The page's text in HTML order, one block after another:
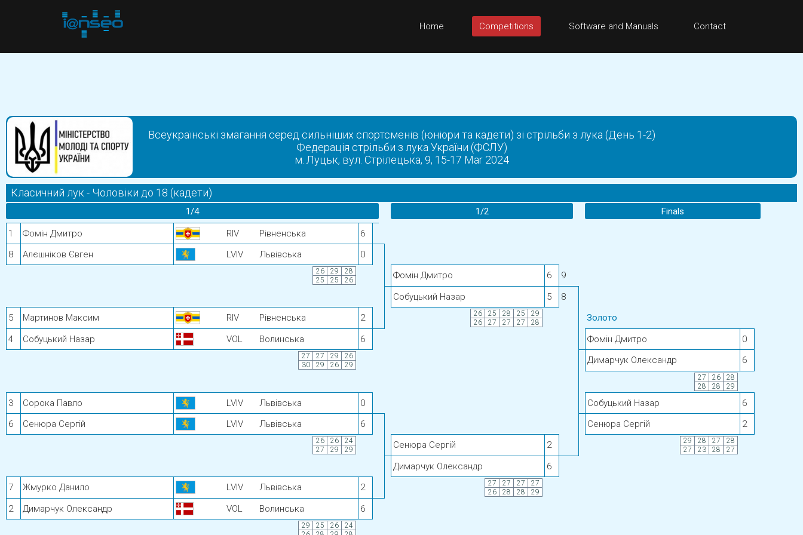
Home Competitions Software and Manuals Contact
Всеукраїнські змагання серед сильніших спортсменів (юніори та кадети) зі стрільби з лука (День 1-2)
Федерація стрільби з лука України (ФСЛУ)
м. Луцьк, вул. Стрілецька, 9, 15-17 Mar 2024
Класичний лук - Чоловіки до 18 (кадети)
1/4 1/2 Finals
1 Фомін Дмитро RIV Рівненська
6
8
Алєшніков Євген LVIV Львівська 0
26 29
28
25
25 26 Фомін Дмитро 6
9
Собуцький Назар
5
8
5
Мартинов Максим RIV Рівненська 2 26 25 28 25
29
26
27 27 27 28
Золото
4
Собуцький Назар VOL Волинська 6 Фомін Дмитро 0
27 27 29
26
30
29 26 29 Димарчук Олександр 6
27 26
28
28
28 29
3 Сорока Павло LVIV Львівська 0 Собуцький Назар
6
6
Сенюра Сергій LVIV Львівська 6 Сенюра Сергій 2
26 26
24
27
29 29 Сенюра Сергій 2 29 28 27
28
27
23 28 27
Димарчук Олександр
6
7
Жмурко Данило LVIV Львівська 2 27 27 27
27
26
28 28 29
2 Димарчук Олександр VOL Волинська 6
29 25 26
24